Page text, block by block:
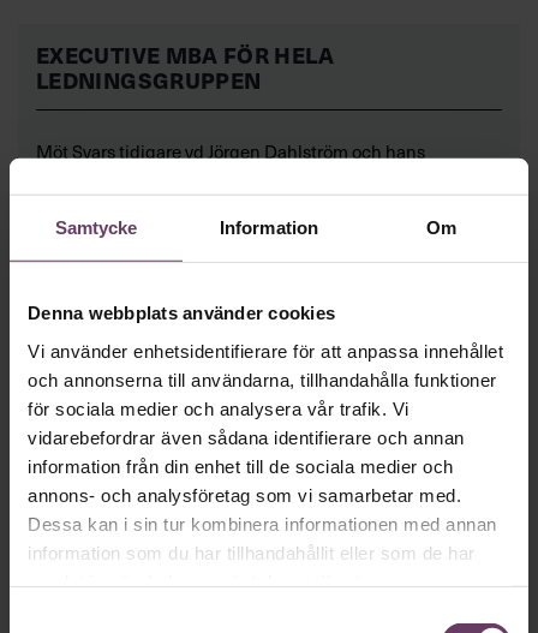
Samtycke Information Om
Denna webbplats använder cookies
Vi använder enhetsidentifierare för att anpassa innehållet
och annonserna till användarna, tillhandahålla funktioner
för sociala medier och analysera vår trafik. Vi
vidarebefordrar även sådana identifierare och annan
information från din enhet till de sociala medier och
annons- och analysföretag som vi samarbetar med.
Dessa kan i sin tur kombinera informationen med annan
information som du har tillhandahållit eller som de har
EXECUTIVE MBA FÖR HELA
LEDNINGSGRUPPEN
Möt Svars tidigare vd Jörgen Dahlström och hans
där du får reda på vilken nytta en Executive MBA kan
skapa för dig, din ledningsgrupp och din organisation.
Läs mer om Executive MBA för ledningsgrupper
LADDA NER VÅRT INFOBLAD